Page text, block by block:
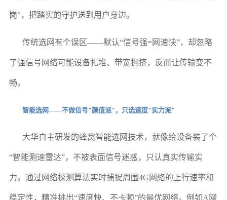
岗”，把踏实的守护送到用户身边。
传统选网有个误区——默认“信号强=网速快”，却忽略
了强信号网络可能设备扎堆、带宽拥挤，反而让传输变不
畅。
智能选网——不做信号"颜值派"，只选速度"实力派"
大华自主研发的蜂窝智能选网技术，就像给设备装了个
“智能测速雷达”，不被表面信号迷惑，只认真实传输实
力。通过网络探测算法实时捕捉周围4G网络的上行速率和
稳定性，精准挑出“速度快、不卡顿”的最优网络。例如A网